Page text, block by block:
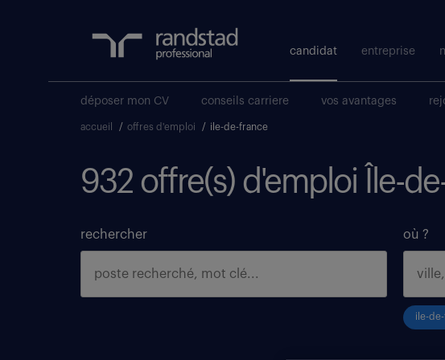
candidat entreprise
déposer mon CV conseils carriere vos avantages
accueil / offres d'emploi / ile-de-france
932 offre(s) d'emploi Île-
rechercher où ?
ile-